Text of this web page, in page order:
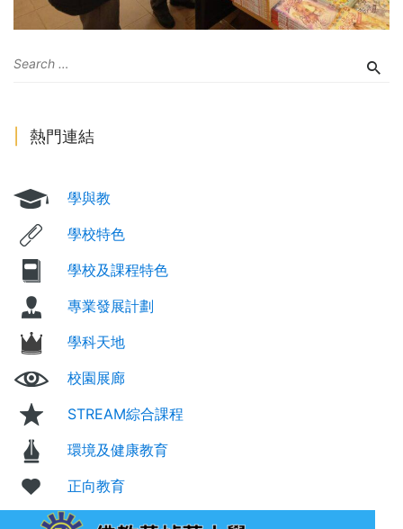
熱門連結
學與教
學校特色
學校及課程特色
專業發展計劃
學科天地
校園展廊
STREAM綜合課程
環境及健康教育
正向教育